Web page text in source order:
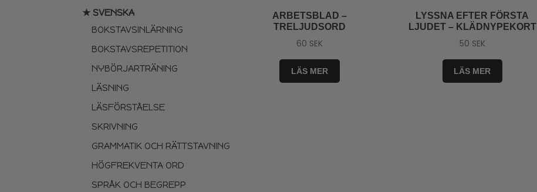
★ SVENSKA
BOKSTAVSINLÄRNING
BOKSTAVSREPETITION
NYBÖRJARTRÄNING
LÄSNING
LÄSFÖRSTÅELSE
SKRIVNING
GRAMMATIK OCH RÄTTSTAVNING
HÖGFREKVENTA ORD
SPRÅK OCH BEGREPP
ARBETSBLAD –
TRELJUDSORD
60 SEK
LÄS MER
LYSSNA EFTER FÖRSTA
LJUDET – KLÄDNYPEKORT
50 SEK
LÄS MER